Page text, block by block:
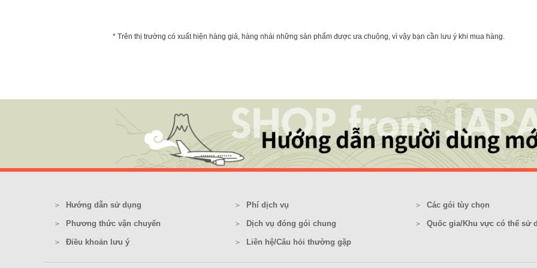
* Trên thị trường có xuất hiện hàng giả, hàng nhái những sản phẩm được ưa chuộng, vì vậy bạn cần lưu ý khi mua hàng.
Hướng dẫn sử dụng Phí dịch vụ Các gói tùy chọn
Phương thức vận chuyển Dịch vụ đóng gói chung Quốc gia/Khu vực có thể sử
Điều khoản lưu ý Liên hệ/Câu hỏi thường gặp